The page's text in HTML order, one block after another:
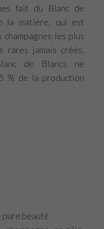
fait du Blanc de
la matière, qui est
champagnes les plus
rares jamais créés.
de Blancs ne
% de la production
pure beauté